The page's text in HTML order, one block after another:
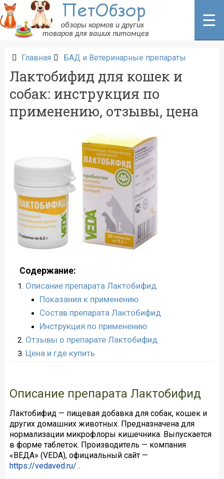
Перейти
к
содержанию
☰
Главная БАД и Ветеринарные препараты
Лактобифид для кошек и
собак: инструкция по
применению, отзывы, цена
Содержание:
Описание препарата Лактобифид
Показания к применению
Состав препарата Лактобифид
Инструкция по применению
Отзывы о препарате Лактобифид
Цена и где купить
Описание препарата Лактобифид
Лактобифид — пищевая добавка для собак, кошек и
других домашних животных. Предназначена для
нормализации микрофлоры кишечника. Выпускается
в форме таблеток. Производитель — компания
«ВЕДА» (VEDA), официальный сайт —
https://vedaved.ru/ .